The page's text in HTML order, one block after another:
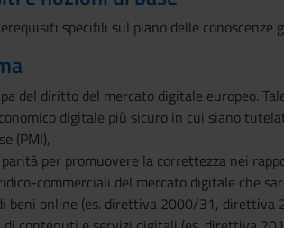
specifili sul piano delle conoscenze
del diritto del mercato digitale europeo.
digitale più sicuro in cui siano
(PMI),
per promuovere la correttezza nei
commerciali del mercato digitale che
beni online (es. direttiva 2000/31, direttiva